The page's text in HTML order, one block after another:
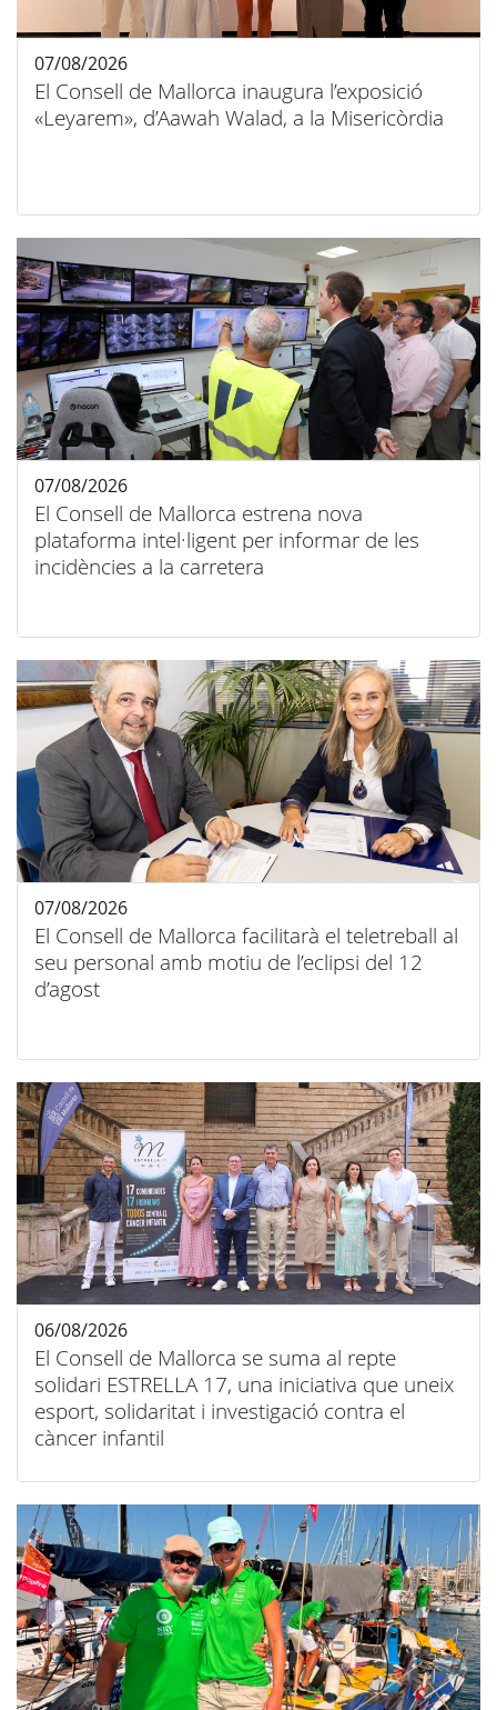
El Consell de Mallorca inaugura l’exposició
«Leyarem», d’Aawah Walad, a la Misericòrdia
07/08/2026
El Consell de Mallorca estrena nova
plataforma intel·ligent per informar de les
incidències a la carretera
07/08/2026
El Consell de Mallorca facilitarà el teletreball al
seu personal amb motiu de l’eclipsi del 12
d’agost
07/08/2026
El Consell de Mallorca se suma al repte
solidari ESTRELLA 17, una iniciativa que uneix
esport, solidaritat i investigació contra el
càncer infantil
06/08/2026